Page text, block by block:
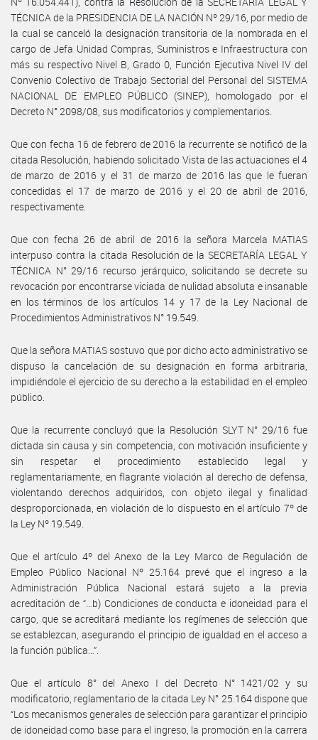
TÉCNICA de la PRESIDENCIA DE LA NACIÓN Nº 29/16, por medio de
la cual se canceló la designación transitoria de la nombrada en el
cargo de Jefa Unidad Compras, Suministros e Infraestructura con
más su respectivo Nivel B, Grado 0, Función Ejecutiva Nivel IV del
Convenio Colectivo de Trabajo Sectorial del Personal del SISTEMA
NACIONAL DE EMPLEO PÚBLICO (SINEP), homologado por el
Decreto N° 2098/08, sus modificatorios y complementarios.
Que con fecha 16 de febrero de 2016 la recurrente se notificó de la
citada Resolución, habiendo solicitado Vista de las actuaciones el 4
de marzo de 2016 y el 31 de marzo de 2016 las que le fueran
concedidas el 17 de marzo de 2016 y el 20 de abril de 2016,
respectivamente.
Que con fecha 26 de abril de 2016 la señora Marcela MATIAS
interpuso contra la citada Resolución de la SECRETARÍA LEGAL Y
TÉCNICA N° 29/16 recurso jerárquico, solicitando se decrete su
revocación por encontrarse viciada de nulidad absoluta e insanable
en los términos de los artículos 14 y 17 de la Ley Nacional de
Procedimientos Administrativos N° 19.549.
Que la señora MATIAS sostuvo que por dicho acto administrativo se
dispuso la cancelación de su designación en forma arbitraria,
impidiéndole el ejercicio de su derecho a la estabilidad en el empleo
público.
Que la recurrente concluyó que la Resolución SLYT N° 29/16 fue
dictada sin causa y sin competencia, con motivación insuficiente y
sin respetar el procedimiento establecido legal y
reglamentariamente, en flagrante violación al derecho de defensa,
violentando derechos adquiridos, con objeto ilegal y finalidad
desproporcionada, en violación de lo dispuesto en el artículo 7º de
la Ley Nº 19.549.
Que el artículo 4º del Anexo de la Ley Marco de Regulación de
Empleo Público Nacional Nº 25.164 prevé que el ingreso a la
Administración Pública Nacional estará sujeto a la previa
acreditación de “…b) Condiciones de conducta e idoneidad para el
cargo, que se acreditará mediante los regímenes de selección que
se establezcan, asegurando el principio de igualdad en el acceso a
la función pública…”.
Que el artículo 8° del Anexo I del Decreto N° 1421/02 y su
modificatorio, reglamentario de la citada Ley N° 25.164 dispone que
“Los mecanismos generales de selección para garantizar el principio
de idoneidad como base para el ingreso, la promoción en la carrera